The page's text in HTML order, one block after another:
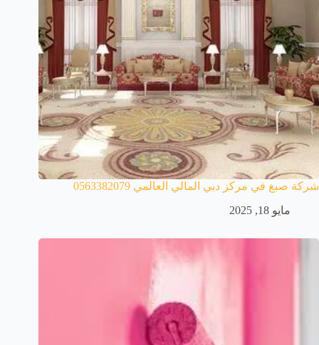
شركة صبغ في مركز دبي المالي العالمي 0563382079
مايو 18, 2025